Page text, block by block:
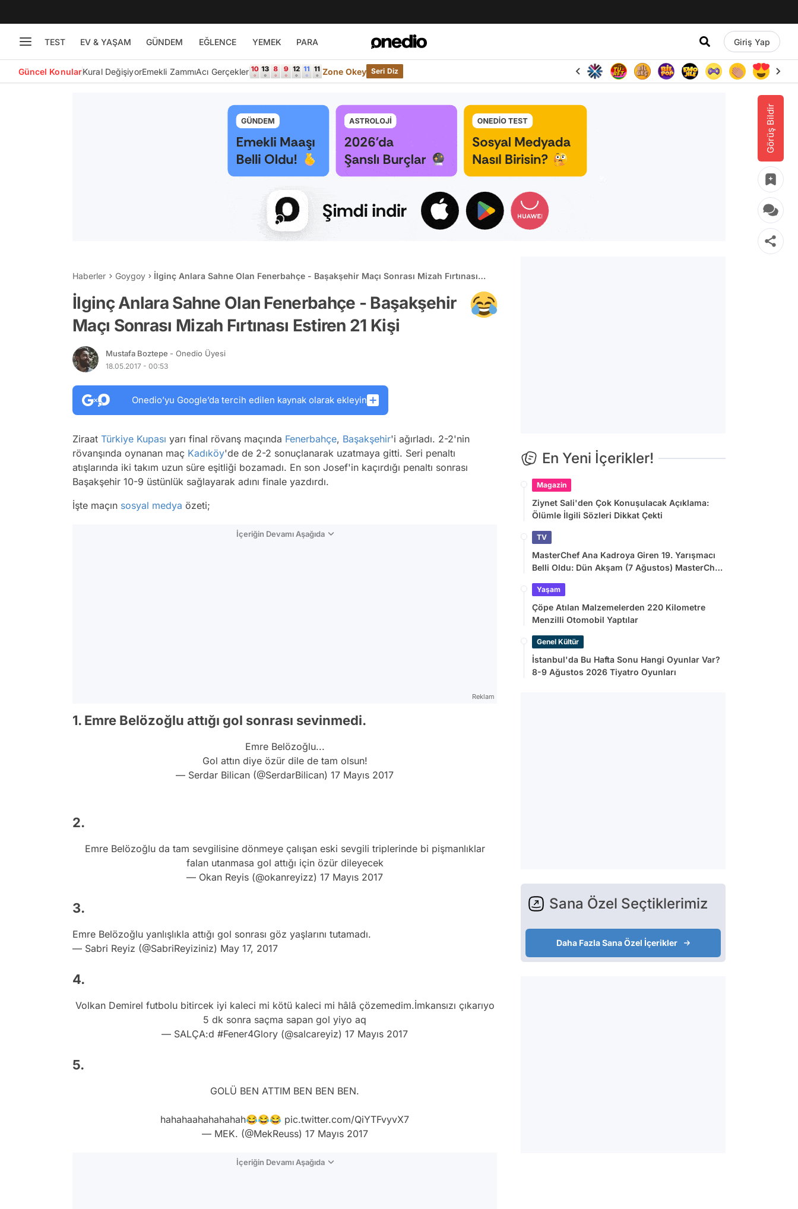
TEST EV & YAŞAM GÜNDEM EĞLENCE YEMEK PARA Giriş Yap
Güncel KonularKural DeğişiyorEmekli ZammıAcı Gerçekler Zone Okey Seri Diz
Görüş Bildir
Haberler Goygoy
İlginç Anlara Sahne Olan Fenerbahçe - Başakşehir Maçı Sonrası Mizah Fırtınası
İlginç Anlara Sahne Olan Fenerbahçe - Başakşehir
Maçı Sonrası Mizah Fırtınası Estiren 21 Kişi
Mustafa Boztepe - Onedio Üyesi
18.05.2017 - 00:53
Onedio’yu Google’da tercih edilen kaynak olarak ekleyin
Ziraat Türkiye Kupası yarı final rövanş maçında Fenerbahçe, Başakşehir'i ağırladı. 2-2'nin
rövanşında oynanan maç Kadıköy'de de 2-2 sonuçlanarak uzatmaya gitti. Seri penaltı
atışlarında iki takım uzun süre eşitliği bozamadı. En son Josef'in kaçırdığı penaltı sonrası
Başakşehir 10-9 üstünlük sağlayarak adını finale yazdırdı.
İşte maçın sosyal medya özeti;
İçeriğin Devamı Aşağıda
Reklam
1. Emre Belözoğlu attığı gol sonrası sevinmedi.
Emre Belözoğlu...
Gol attın diye özür dile de tam olsun!
— Serdar Bilican (@SerdarBilican) 17 Mayıs 2017
2.
Emre Belözoğlu da tam sevgilisine dönmeye çalışan eski sevgili triplerinde bi pişmanlıklar
falan utanmasa gol attığı için özür dileyecek
— Okan Reyis (@okanreyizz) 17 Mayıs 2017
3.
Emre Belözoğlu yanlışlıkla attığı gol sonrası göz yaşlarını tutamadı.
— Sabri Reyiz (@SabriReyiziniz) May 17, 2017
4.
Volkan Demirel futbolu bitircek iyi kaleci mi kötü kaleci mi hâlâ çözemedim.İmkansızı çıkarıyo
5 dk sonra saçma sapan gol yiyo aq
— SALÇA:d #Fener4Glory (@salcareyiz) 17 Mayıs 2017
5.
GOLÜ BEN ATTIM BEN BEN BEN.
hahahaahahahahah😂😂😂 pic.twitter.com/QiYTFvyvX7
— MEK. (@MekReuss) 17 Mayıs 2017
İçeriğin Devamı Aşağıda
En Yeni İçerikler!
Magazin
Ziynet Sali'den Çok Konuşulacak Açıklama:
Ölümle İlgili Sözleri Dikkat Çekti
TV
MasterChef Ana Kadroya Giren 19. Yarışmacı
Belli Oldu: Dün Akşam (7 Ağustos) MasterChef
Yaşam
Çöpe Atılan Malzemelerden 220 Kilometre
Menzilli Otomobil Yaptılar
Genel Kültür
İstanbul'da Bu Hafta Sonu Hangi Oyunlar Var?
8-9 Ağustos 2026 Tiyatro Oyunları
Sana Özel Seçtiklerimiz
Daha Fazla Sana Özel İçerikler